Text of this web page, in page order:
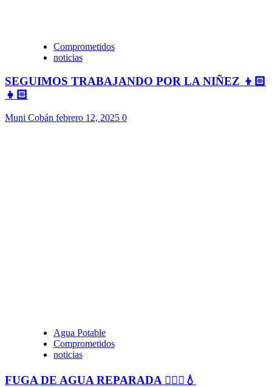
Comprometidos
noticias
SEGUIMOS TRABAJANDO POR LA NIÑEZ 👦🏻
👧🏻
Muni Cobán febrero 12, 2025 0
Agua Potable
Comprometidos
noticias
FUGA DE AGUA REPARADA 👷🏻‍♂️💧